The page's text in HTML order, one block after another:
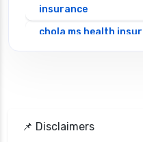
insurance
chola ms health
health insurance
📌 Disclaimers